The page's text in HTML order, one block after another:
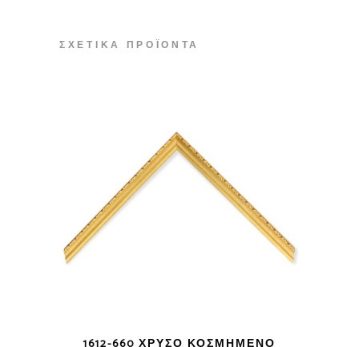
ΣΧΕΤΙΚΆ ΠΡΟΪΌΝΤΑ